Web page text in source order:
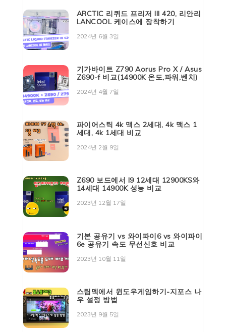
ARCTIC 리퀴드 프리저 III 420, 리안리
LANCOOL 케이스에 장착하기
2024년 6월 3일
기가바이트 Z790 Aorus Pro X / Asus
Z690-f 비교(14900K 온도,파워,벤치)
2024년 4월 7일
파이어스틱 4k 맥스 2세대, 4k 맥스 1
세대, 4k 1세대 비교
2024년 2월 9일
Z690 보드에서 I9 12세대 12900KS와
14세대 14900K 성능 비교
2023년 12월 17일
기본 공유기 vs 와이파이6 vs 와이파이
6e 공유기 속도 무선신호 비교
2023년 10월 11일
스팀덱에서 윈도우게임하기-지포스 나
우 설정 방법
2023년 9월 5일